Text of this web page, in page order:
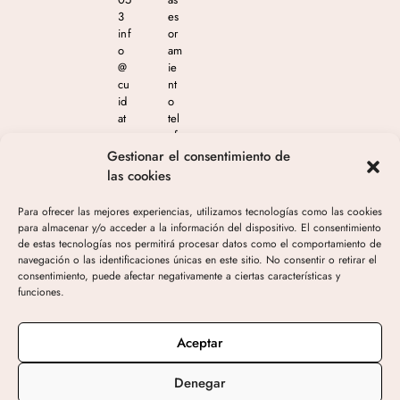
Gestionar el consentimiento de
las cookies
Para ofrecer las mejores experiencias, utilizamos tecnologías como las cookies
para almacenar y/o acceder a la información del dispositivo. El consentimiento
de estas tecnologías nos permitirá procesar datos como el comportamiento de
navegación o las identificaciones únicas en este sitio. No consentir o retirar el
consentimiento, puede afectar negativamente a ciertas características y
funciones.
Aceptar
Denegar
3
inf
o
@
cu
id
at
m
est
ca
.c
o
m
es
or
am
ie
nt
o
tel
ef
ón
en
65
4
04
4
05
de
10